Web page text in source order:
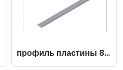
профиль пластины 80